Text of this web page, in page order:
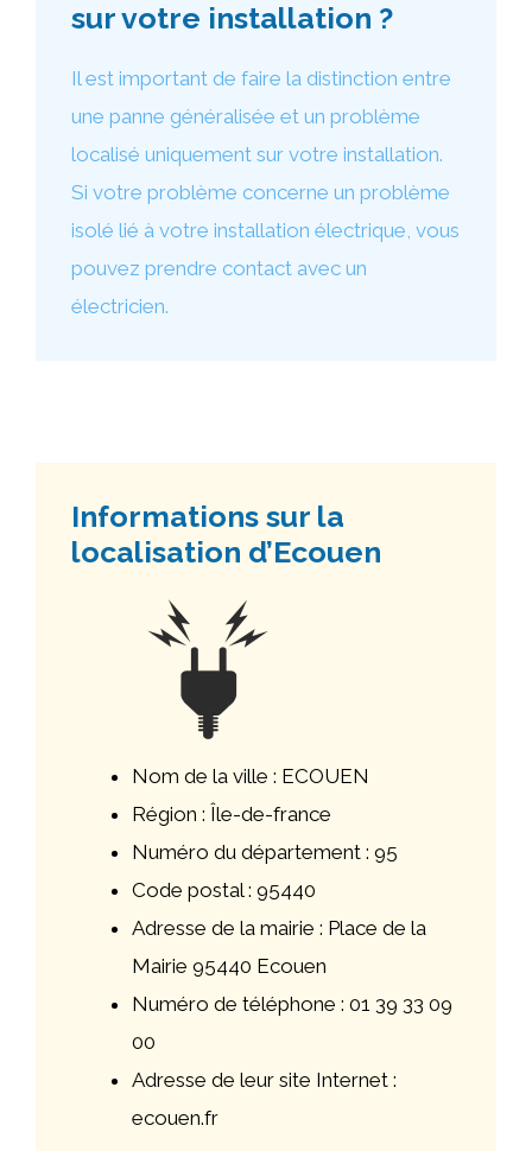
sur votre installation ?
Il est important de faire la distinction entre
une panne généralisée et un problème
localisé uniquement sur votre installation.
Si votre problème concerne un problème
isolé lié à votre installation électrique, vous
pouvez prendre contact avec un
électricien.
Informations sur la
localisation d’Ecouen
Nom de la ville : ECOUEN
Région : Île-de-france
Numéro du département : 95
Code postal : 95440
Adresse de la mairie : Place de la
Mairie 95440 Ecouen
Numéro de téléphone : 01 39 33 09
00
Adresse de leur site Internet :
ecouen.fr